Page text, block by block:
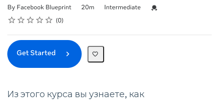
By Facebook Blueprint
Duration 20m
Difficulty Intermediate
Credential For
Rating
1 star
2 stars
3 stars
4 stars
5 stars
Average rating: 0 0
No reviews
Get Started
Из этого курса вы узнаете, как